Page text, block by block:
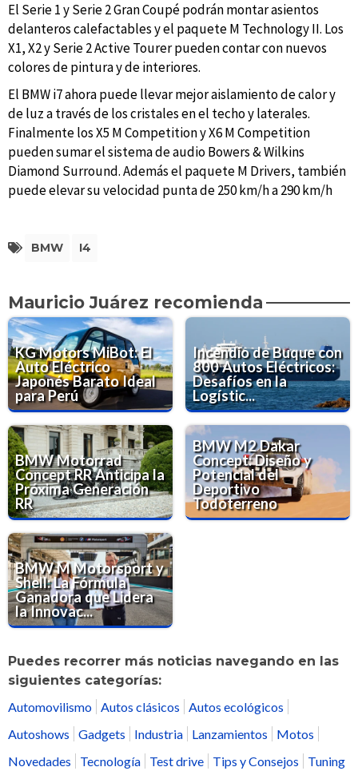
El Serie 1 y Serie 2 Gran Coupé podrán montar asientos
delanteros calefactables y el paquete M Technology II. Los
X1, X2 y Serie 2 Active Tourer pueden contar con nuevos
colores de pintura y de interiores.
El BMW i7 ahora puede llevar mejor aislamiento de calor y
de luz a través de los cristales en el techo y laterales.
Finalmente los X5 M Competition y X6 M Competition
pueden sumar el sistema de audio Bowers & Wilkins
Diamond Surround. Además el paquete M Drivers, también
puede elevar su velocidad punta de 250 km/h a 290 km/h
BMW I4
Mauricio Juárez recomienda
KG Motors MiBot: El
Auto Eléctrico
Japonés Barato Ideal
para Perú
Incendio de Buque con
800 Autos Eléctricos:
Desafíos en la
Logístic...
BMW Motorrad
Concept RR Anticipa la
Próxima Generación
RR
BMW M2 Dakar
Concept: Diseño y
Potencial del
Deportivo
Todoterreno
BMW M Motorsport y
Shell: La Fórmula
Ganadora que Lidera
la Innovac...
Puedes recorrer más noticias navegando en las
siguientes categorías:
Automovilismo Autos clásicos
Autos ecológicos
Autoshows
Gadgets Industria Lanzamientos
Motos
Novedades
Tecnología Test drive Tips y Consejos Tuning